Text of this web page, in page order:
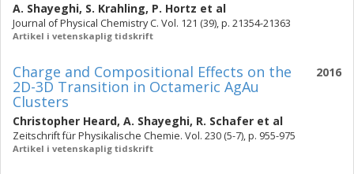
A. Shayeghi, S. Krahling, P. Hortz et al
Journal of Physical Chemistry C. Vol. 121 (39), p. 21354-21363
Artikel i vetenskaplig tidskrift
2016
Charge and Compositional Effects on the
2D-3D Transition in Octameric AgAu
Clusters
Christopher Heard, A. Shayeghi, R. Schafer et al
Zeitschrift für Physikalische Chemie. Vol. 230 (5-7), p. 955-975
Artikel i vetenskaplig tidskrift